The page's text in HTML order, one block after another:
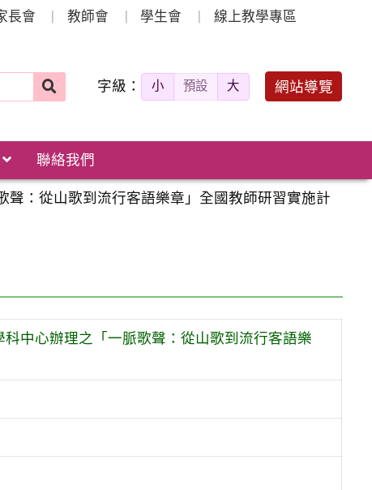
長會 教師會 學生會 線上教學專區
字級： 小 預設 大 網站導覽
聯絡我們
：從山歌到流行客語樂章」全國教師研習實施計
中心辦理之「一脈歌聲：從山歌到流行客語樂